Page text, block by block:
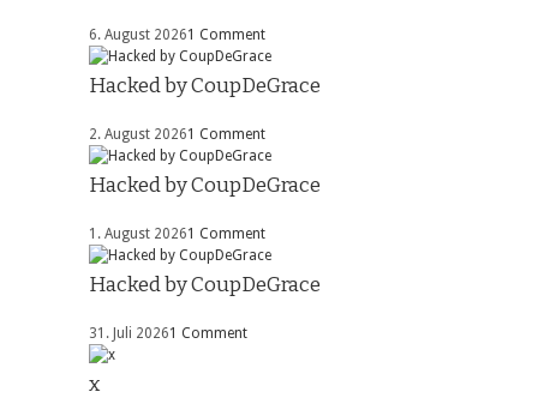
6. August 20261 Comment
Hacked by CoupDeGrace
2. August 20261 Comment
Hacked by CoupDeGrace
1. August 20261 Comment
Hacked by CoupDeGrace
31. Juli 20261 Comment
x